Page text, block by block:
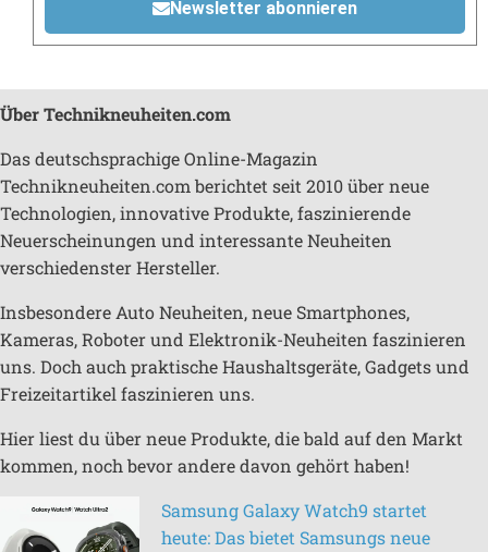
Newsletter abonnieren
Über Technikneuheiten.com
Das deutschsprachige Online-Magazin
Technikneuheiten.com berichtet seit 2010 über neue
Technologien, innovative Produkte, faszinierende
Neuerscheinungen und interessante Neuheiten
verschiedenster Hersteller.
Insbesondere Auto Neuheiten, neue Smartphones,
Kameras, Roboter und Elektronik-Neuheiten faszinieren
uns. Doch auch praktische Haushaltsgeräte, Gadgets und
Freizeitartikel faszinieren uns.
Hier liest du über neue Produkte, die bald auf den Markt
kommen, noch bevor andere davon gehört haben!
Samsung Galaxy Watch9 startet
heute: Das bietet Samsungs neue